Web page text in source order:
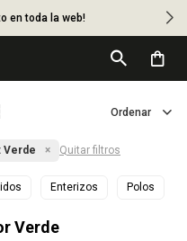
en toda la web!
Verde Quitar filtros
Enterizos Polos
Verde